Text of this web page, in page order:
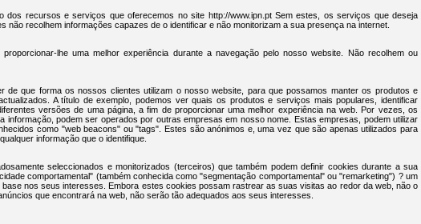
dos recursos e serviços que oferecemos no site http://www.ipn.pt Sem estes, os serviços que deseja
não recolhem informações capazes de o identificar e não monitorizam a sua presença na internet.
proporcionar-lhe uma melhor experiência durante a navegação pelo nosso website. Não recolhem ou
de que forma os nossos clientes utilizam o nosso website, para que possamos manter os produtos e
A título de exemplo, podemos ver quais os produtos e serviços mais populares, identificar
versões de uma página, a fim de proporcionar uma melhor experiência na web. Por vezes, os
informação, podem ser operados por outras empresas em nosso nome. Estas empresas, podem utilizar
como "web beacons" ou "tags". Estes são anónimos e, uma vez que são apenas utilizados para
informação que o identifique.
seleccionados e monitorizados (terceiros) que também podem definir cookies durante a sua
comportamental" (também conhecida como "segmentação comportamental" ou "remarketing") ? um
nos seus interesses. Embora estes cookies possam rastrear as suas visitas ao redor da web, não o
que encontrará na web, não serão tão adequados aos seus interesses.